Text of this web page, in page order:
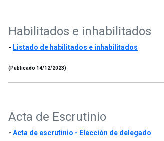
Habilitados e inhabilitados
- Listado de habilitados e inhabilitados
(Publicado 14/12/2023)
Acta de Escrutinio
- Acta de escrutinio - Elección de delegado